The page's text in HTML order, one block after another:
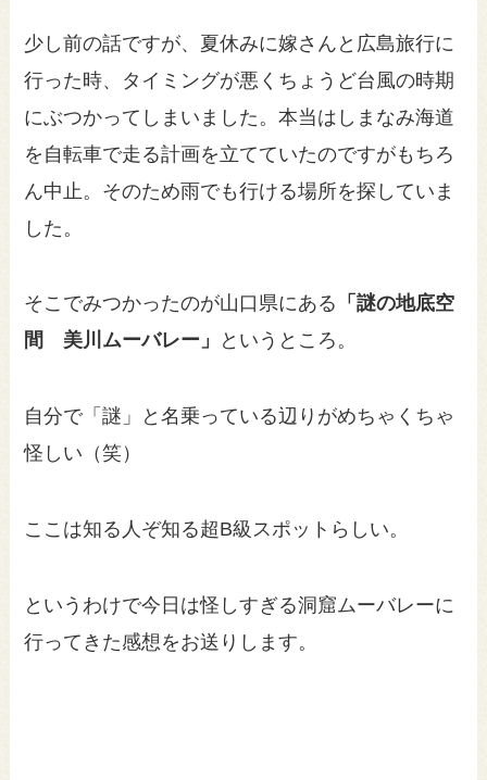
少し前の話ですが、夏休みに嫁さんと広島旅行に
行った時、タイミングが悪くちょうど台風の時期
にぶつかってしまいました。本当はしまなみ海道
を自転車で走る計画を立てていたのですがもちろ
ん中止。そのため雨でも行ける場所を探していま
した。
そこでみつかったのが山口県にある 「謎の地底空
間 美川ムーバレー」
というところ。
自分で「謎」と名乗っている辺りがめちゃくちゃ
怪しい（笑）
ここは知る人ぞ知る超B級スポットらしい。
というわけで今日は怪しすぎる洞窟ムーバレーに
行ってきた感想をお送りします。